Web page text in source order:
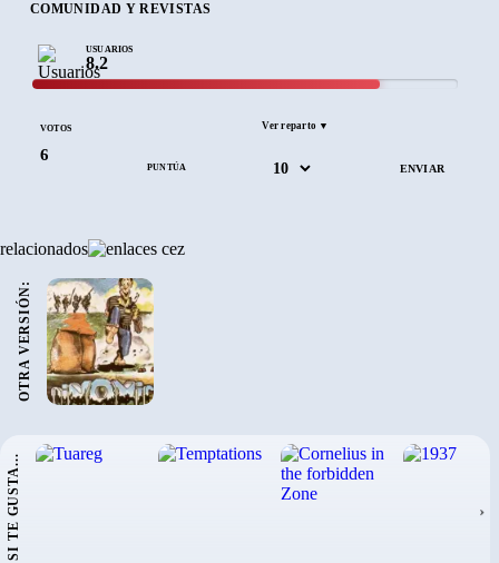
COMUNIDAD Y REVISTAS
USUARIOS
8.2
VOTOS
6
Ver reparto ▼
PUNTÚA
relacionados
OTRA VERSIÓN:
SI TE GUSTA... ›